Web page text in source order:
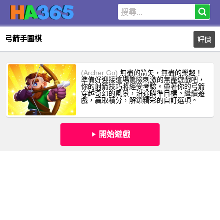
弓箭手圍棋 評價
(Archer Go) 無盡的箭矢，無盡的樂趣！
準備好迎接這場驚險刺激的無盡遊戲吧，
你的射箭技巧將經受考驗。帶著你的弓箭
穿越奇幻的風景，沿途瞄準目標。繼續遊
戲，贏取積分，解鎖精彩的自訂選項。
開始遊戲